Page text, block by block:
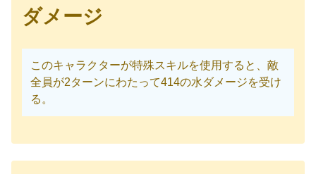
ダメージ
このキャラクターが特殊スキルを使用すると、敵
全員が2ターンにわたって414の水ダメージを受け
る。